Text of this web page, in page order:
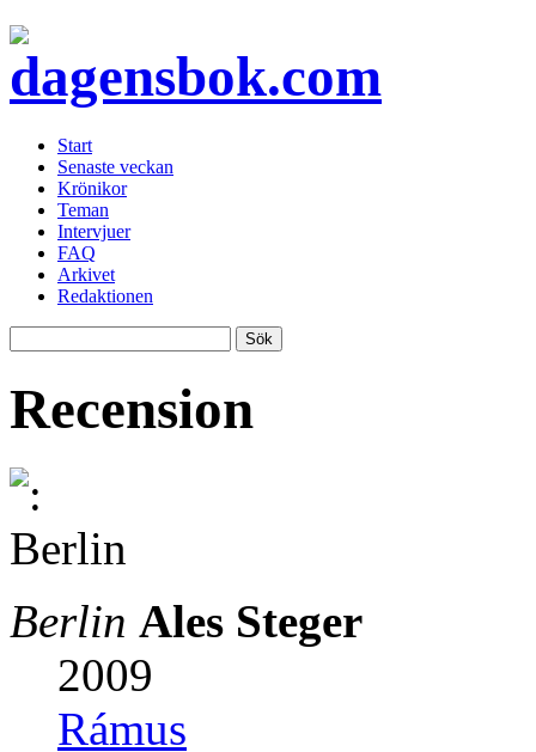
Start
Senaste veckan
Krönikor
Teman
Intervjuer
FAQ
Arkivet
Redaktionen
Recension
Berlin Ales Steger
2009
Rámus